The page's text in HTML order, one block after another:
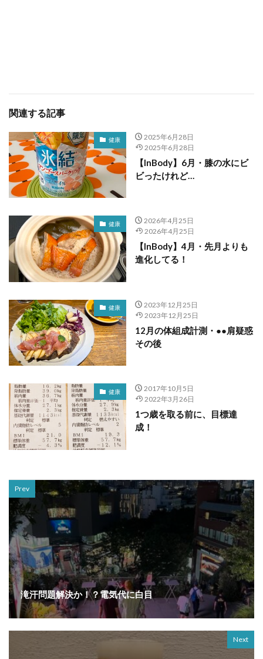
関連する記事
健康
2025年6月28日
2025年6月28日
【InBody】6月・膝の水にビ
ビったけれど…
健康
2026年4月25日
2026年4月25日
【InBody】4月・先月よりも
進化してる！
健康
2023年12月25日
2023年12月25日
12月の体組成計測・●●肩疑惑
その後
健康
2017年10月5日
2022年3月26日
1つ歳を取る前に、目標達
成！
Prev
滝汗問題解決か！？電気代に白目
Next